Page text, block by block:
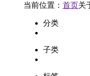
当前位置： 首页关
分类
子类